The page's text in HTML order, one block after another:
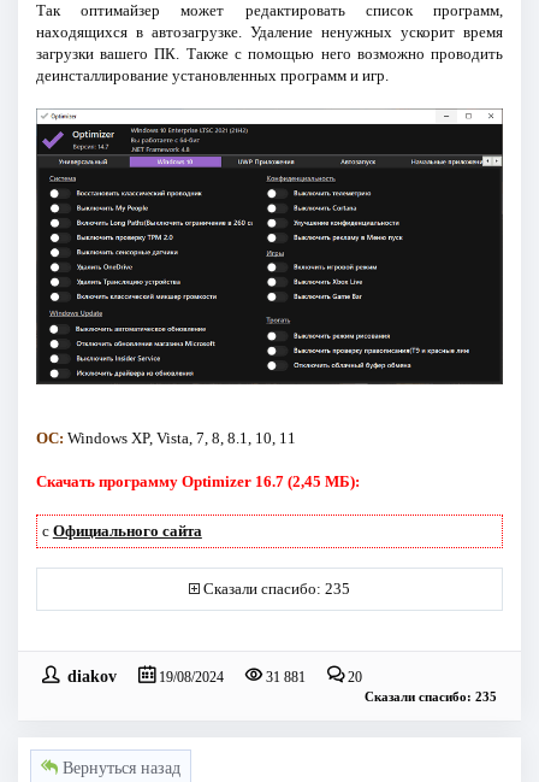
Так оптимайзер может редактировать список программ,
находящихся в автозагрузке. Удаление ненужных ускорит время
загрузки вашего ПК. Также с помощью него возможно проводить
деинсталлирование установленных программ и игр.
ОС: Windows XP, Vista, 7, 8, 8.1, 10, 11
Скачать программу Optimizer 16.7 (2,45 МБ):
с Официального сайта
Сказали спасибо: 235
diakov 19/08/2024 31 881 20
Сказали спасибо: 235
Вернуться назад